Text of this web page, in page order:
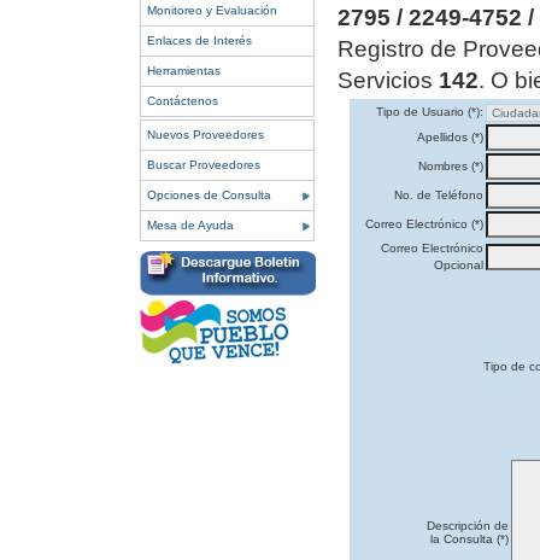
Monitoreo y Evaluación
Enlaces de Interés
Herramientas
Contáctenos
Nuevos Proveedores
Buscar Proveedores
Opciones de Consulta
Mesa de Ayuda
2795 / 2249-4752
Registro de
Servicios 142. O
Tipo de Usuario (*):
Apellidos (*)
Nombres (*)
No. de Teléfono
Correo Electrónico (*)
Correo Electrónico
Opcional
Tipo de
Descripción de
la Consulta (*)